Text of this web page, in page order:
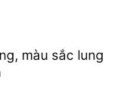
màu sắc lung